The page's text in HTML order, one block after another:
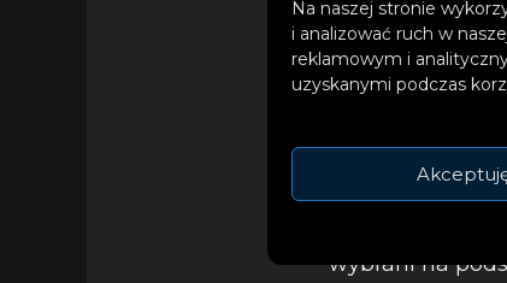
Na naszej stronie
i analizować ruch w
reklamowym i
uzyskanymi podczas
Eurowizja
finału? Lista
Wyniki drugiego
się w sobotę w
wybrani na